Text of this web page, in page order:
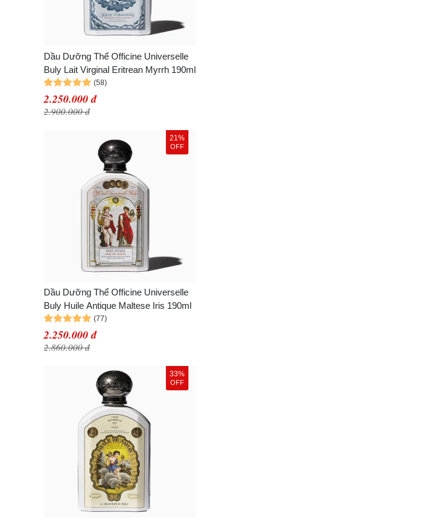
Dầu Dưỡng Thể Officine Universelle
Buly Lait Virginal Eritrean Myrrh 190ml
2.250.000 đ
2.900.000 đ
21%
OFF
Dầu Dưỡng Thể Officine Universelle
Buly Huile Antique Maltese Iris 190ml
2.250.000 đ
2.860.000 đ
33%
OFF